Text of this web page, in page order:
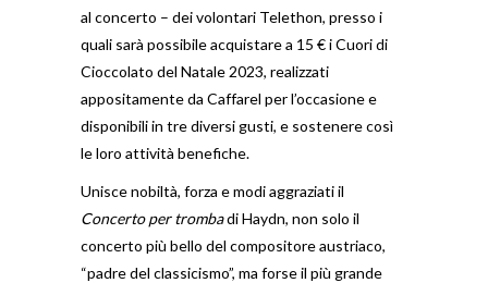
al concerto – dei volontari Telethon, presso i
quali sarà possibile acquistare a 15 € i Cuori di
Cioccolato del Natale 2023, realizzati
appositamente da Caffarel per l’occasione e
disponibili in tre diversi gusti, e sostenere così
le loro attività benefiche.
Unisce nobiltà, forza e modi aggraziati il
Concerto per trombadi Haydn, non solo il
concerto più bello del compositore austriaco,
“padre del classicismo”, ma forse il più grande